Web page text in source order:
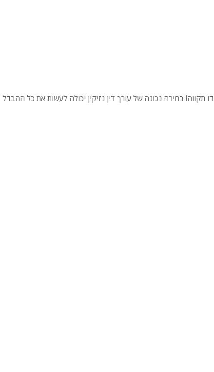
בחירה נכונה של עורך דין נזיקין יכולה לעשות את כל ההבדל